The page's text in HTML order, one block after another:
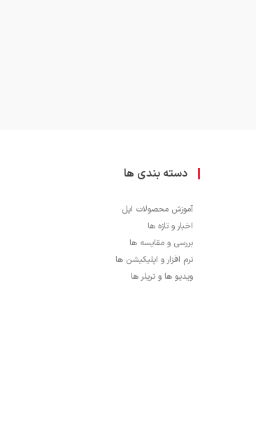
دسته بندی ها
آموزش محصولات اپل
اخبار و تازه ها
بررسی و مقایسه ها
نرم افزار و اپلیکیشن ها
ویدیو ها و تریلر ها